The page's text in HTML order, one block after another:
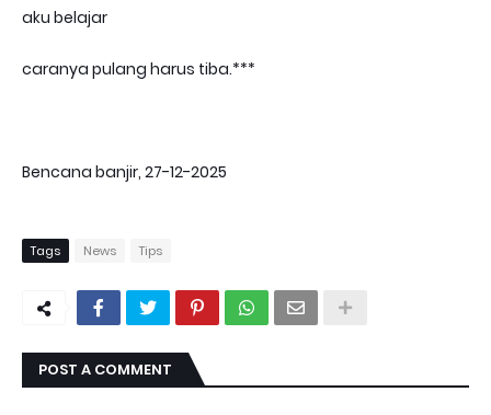
aku belajar
caranya pulang harus tiba.***
Bencana banjir, 27-12-2025
Tags News Tips
POST A COMMENT